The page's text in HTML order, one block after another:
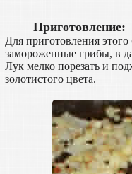
Приготовление:
Для приготовления
замороженные грибы, в
Лук мелко порезать и
золотистого цвета.